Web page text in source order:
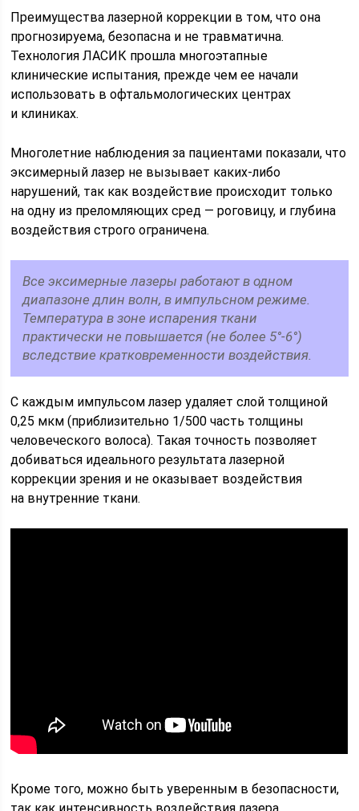
Преимущества лазерной коррекции в том, что она
прогнозируема, безопасна и не травматична.
Технология ЛАСИК прошла многоэтапные
клинические испытания, прежде чем ее начали
использовать в офтальмологических центрах
и клиниках.
Многолетние наблюдения за пациентами показали, что
эксимерный лазер не вызывает каких-либо
нарушений, так как воздействие происходит только
на одну из преломляющих сред — роговицу, и глубина
воздействия строго ограничена.
Все эксимерные лазеры работают в одном
диапазоне длин волн, в импульсном режиме.
Температура в зоне испарения ткани
практически не повышается (не более 5°-6°)
вследствие кратковременности воздействия.
С каждым импульсом лазер удаляет слой толщиной
0,25 мкм (приблизительно 1/500 часть толщины
человеческого волоса). Такая точность позволяет
добиваться идеального результата лазерной
коррекции зрения и не оказывает воздействия
на внутренние ткани.
Кроме того, можно быть уверенным в безопасности,